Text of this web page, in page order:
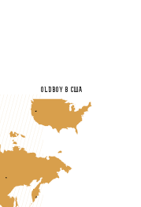
OLDBOY в США